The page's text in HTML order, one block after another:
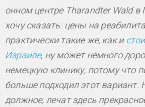
онном центре Tharandter Wald в
хочу сказать: цены на
практически такие же, как и
Израиле, ну может немного
немецкую клинику, потому что
больше подходил этот вариант.
должное, лечат здесь